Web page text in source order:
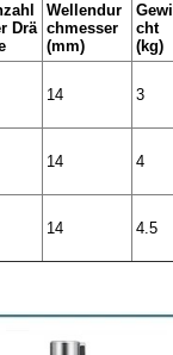
Drä
Wellendur
chmesser
(mm)
Gewi
cht
(kg)
14 3
14 4
14 4.5